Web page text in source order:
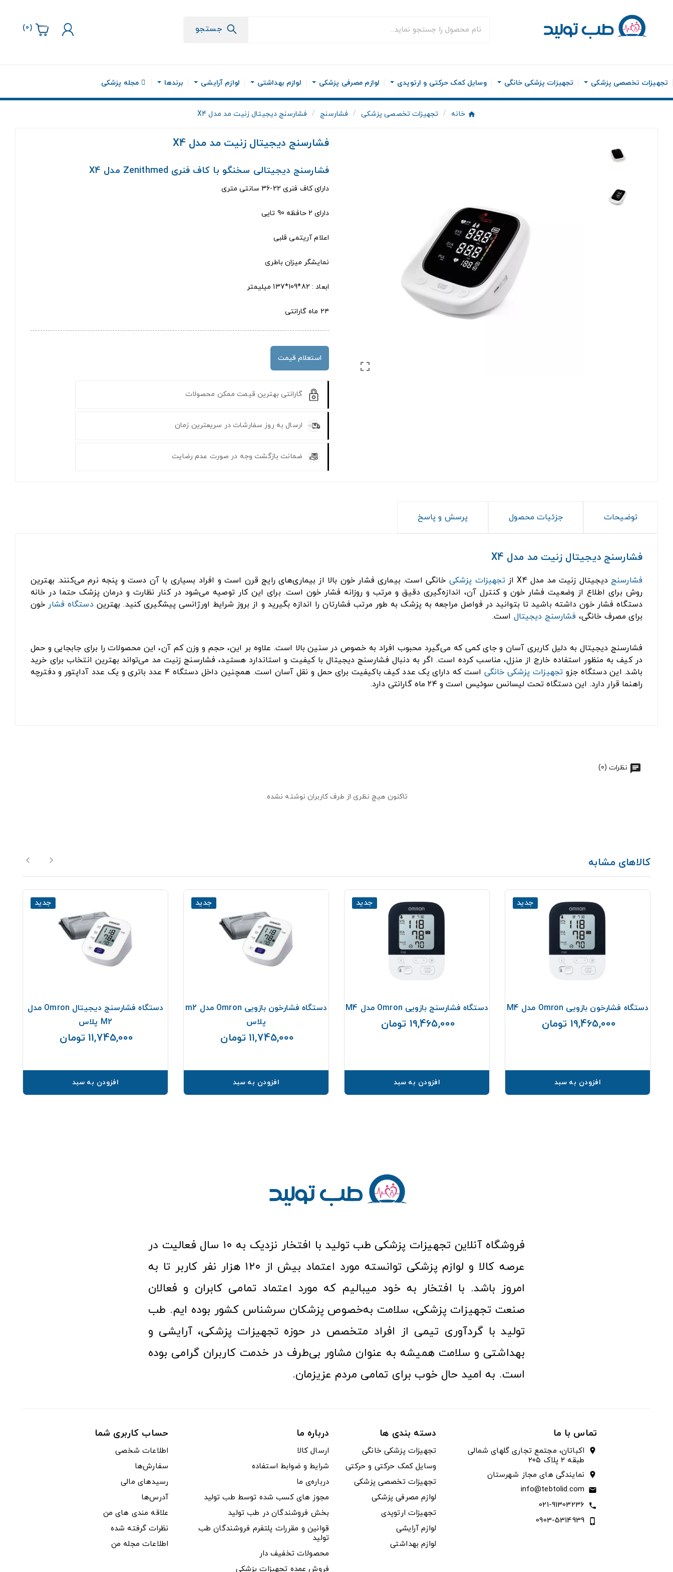
جستجو (
0
)
تجهیزات تخصصی پزشکی تجهیزات پزشکی خانگی وسایل کمک حرکتی و ارتوپدی لوازم مصرفی پزشکی لوازم بهداشتی لوازم آرایشی برندها مجله پزشکی
خانه تجهیزات تخصصی پزشکی فشارسنج فشارسنج دیجیتال زنیت مد مدل X4

فشارسنج دیجیتال زنیت مد مدل X4
فشارسنج دیجیتالی سخنگو با کاف فنری Zenithmed مدل X4
دارای کاف فنری 22-36 سانتی متری
دارای 2 حافظه 90 تایی
اعلام آریتمی قلبی
نمایشگر میزان باطری
ابعاد : 82*109*137 میلیمتر
۲۴ ماه گارانتی
استعلام قیمت
گارانتی بهترین قیمت ممکن محصولات
ارسال به روز سفارشات در سریعترین زمان
ضمانت بازگشت وجه در صورت عدم رضایت
توضیحات جزئیات محصول پرسش و پاسخ
فشارسنج دیجیتال زنیت مد مدل X4
فشارسنج دیجیتال زنیت مد مدل X4 از تجهیزات پزشکی خانگی است. بیماری فشار خون بالا از بیماری‌های رایج قرن است و افراد بسیاری با آن دست و پنجه نرم می‌کنند. بهترین
روش برای اطلاع از وضعیت فشار خون و کنترل آن، اندازه‌گیری دقیق و مرتب و روزانه فشار خون است. برای این کار توصیه می‌شود در کنار نظارت و درمان پزشک حتما در خانه
دستگاه فشار خون داشته باشید تا بتوانید در فواصل مراجعه به پزشک به طور مرتب فشارتان را اندازه بگیرید و از بروز شرایط اورژانسی پیشگیری کنید. بهتریندستگاه فشار خون
برای مصرف خانگی، فشارسنج دیجیتال است.
فشارسنج‌ دیجیتال به دلیل کاربری آسان و جای کمی که می‌گیرد محبوب افراد به خصوص در سنین بالا است. علاوه بر این، حجم و وزن کم آن‌، این محصولات را برای جابجایی و حمل
در کیف به منظور استفاده خارج از منزل، مناسب کرده است. اگر به دنبال فشارسنج دیجیتال با کیفیت و استاندارد هستید، فشارسنج زنیت مد می‌تواند بهترین انتخاب برای خرید
باشد. این دستگاه جزو تجهیزات پزشکی خانگی
است که دارای یک عدد کیف باکیفیت برای حمل و نقل آسان است. همچنین داخل دستگاه ۴ عدد باتری و یک عدد آداپتور و دفترچه
راهنما قرار دارد. این دستگاه تحت لیسانس سوئیس است و ۲۴ ماه گارانتی دارد.
نظرات (0)
تاکنون هیچ نظری از طرف کاربران نوشته نشده.
کالاهای مشابه
جدید
دستگاه فشارخون بازویی Omron مدل M4
19,465,000 تومان
افزودن به سبد
جدید
دستگاه فشارسنج بازویی Omron مدل M4
19,465,000 تومان
افزودن به سبد
جدید
دستگاه فشارخون بازویی Omron مدل m2
پلاس
11,745,000 تومان
افزودن به سبد
جدید
دستگاه فشارسنج دیجیتال Omron مدل
M2 پلاس
11,745,000 تومان
افزودن به سبد
فروشگاه آنلاین تجهیزات پزشکی طب تولید با افتخار نزدیک به ۱۰ سال فعالیت در
عرصه کالا و لوازم پزشکی توانسته مورد اعتماد بیش از ۱۲۰ هزار نفر کاربر تا به
امروز باشد. با افتخار به خود میبالیم که مورد اعتماد تمامی کابران و فعالان
صنعت تجهیزات پزشکی، سلامت به‌خصوص پزشکان سرشناس کشور بوده ایم. طب
تولید با گردآوری تیمی از افراد متخصص در حوزه تجهیزات پزشکی، آرایشی و
بهداشتی و سلامت همیشه به عنوان مشاور بی‌طرف در خدمت کاربران گرامی بوده
است. به امید حال خوب برای تمامی مردم عزیزمان.
تماس با ما
location_on
اکباتان، مجتمع تجاری گلهای شمالی
طبقه ۲ پلاک ۲۰۵
location_on نمایندگی های مجاز شهرستان
email
info@tebtolid.com
call
021-91303236
phone_iphone
0903-5314939
دسته بندی ها
تجهیزات پزشکی خانگی
وسایل کمک حرکتی و حرکتی
تجهیزات تخصصی پزشکی
لوازم مصرفی پزشکی
تجهیزات ارتوپدی
لوازم آرایشی
لوازم بهداشتی
درباره ما
ارسال کالا
شرایط و ضوابط استفاده
درباره‌ی ما
مجوز های کسب شده توسط طب تولید
بخش فروشندگان در طب تولید
قوانین و مقررات پلتفرم فروشندگان طب
تولید
محصولات تخفیف دار
فروش عمده تجهیزات پزشکی
حساب کاربری شما
اطلاعات شخصی
سفارش‌ها
رسیدهای مالی
آدرس‌ها
علاقه مندی های من
نظرات گرفته شده
اطلاعات مجله من